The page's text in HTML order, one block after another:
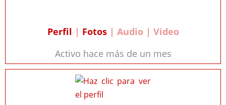
Perfil | Fotos| Audio | Video
Activo hace más de un mes